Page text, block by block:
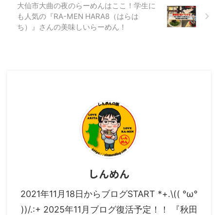
さんです！ 麺屋とんぼ庵さんの
外観 麺屋とんぼ庵さんの場所 麺
屋とんぼ庵さんは、明田地下 ...
大仙市大曲の夜のらーめんはここ！学生に
も人気の『RA-MEN HARA8（はらは
ち）』さんの美味しいらーめん！
しんめん
2021年11月18日からブログSTART *+.\(( °ω°
))/.:+ 2025年11月ブログ復活予定！！ 『秋田